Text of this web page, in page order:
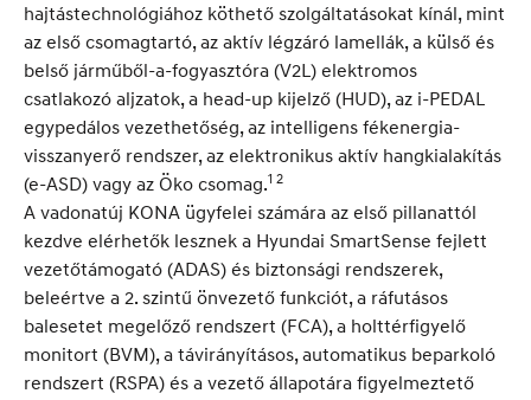
hajtástechnológiához köthető szolgáltatásokat kínál, mint
az első csomagtartó, az aktív légzáró lamellák, a külső és
belső járműből-a-fogyasztóra (V2L) elektromos
csatlakozó aljzatok, a head-up kijelző (HUD), az i-PEDAL
egypedálos vezethetőség, az intelligens fékenergia-
visszanyerő rendszer, az elektronikus aktív hangkialakítás
(e-ASD) vagy az Öko csomag.1 2
A vadonatúj KONA ügyfelei számára az első pillanattól
kezdve elérhetők lesznek a Hyundai SmartSense fejlett
vezetőtámogató (ADAS) és biztonsági rendszerek,
beleértve a 2. szintű önvezető funkciót, a ráfutásos
balesetet megelőző rendszert (FCA), a holttérfigyelő
monitort (BVM), a távirányításos, automatikus beparkoló
rendszert (RSPA) és a vezető állapotára figyelmeztető